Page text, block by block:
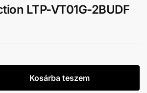
LTP-VT01G-2BUDF
Kosárba teszem